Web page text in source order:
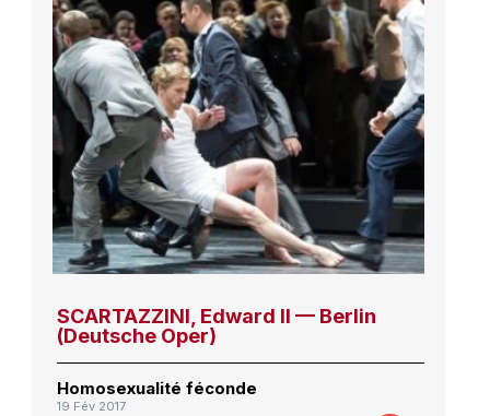
SCARTAZZINI, Edward II — Berlin
(Deutsche Oper)
Homosexualité féconde
19 Fév 2017